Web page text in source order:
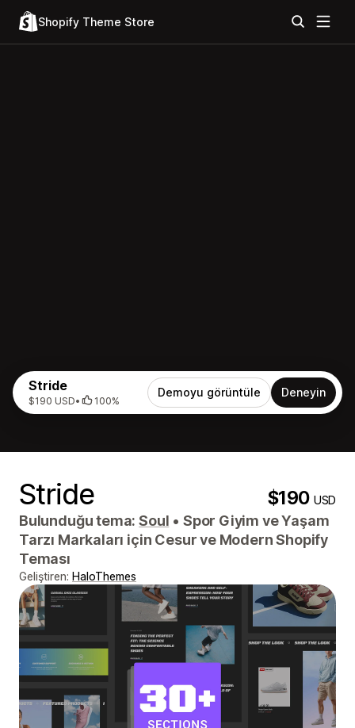
Shopify Theme Store
Stride
$190 USD• 100%
Demoyu görüntüle Deneyin
Stride $190USD
Bulunduğu tema:Soul • Spor Giyim ve Yaşam
Tarzı Markaları için Cesur ve Modern Shopify
Teması
Geliştiren: HaloThemes